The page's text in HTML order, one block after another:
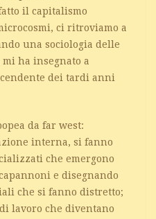
il capitalismo
ci ritroviamo a
una sociologia delle
mi ha insegnato a
dei tardi anni
da far west:
interna, si fanno
che emergono
e disegnando
che si fanno distretto;
lavoro che diventano